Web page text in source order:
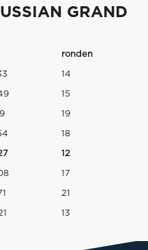
GRAND
ronden
14
15
19
18
12
17
21
13